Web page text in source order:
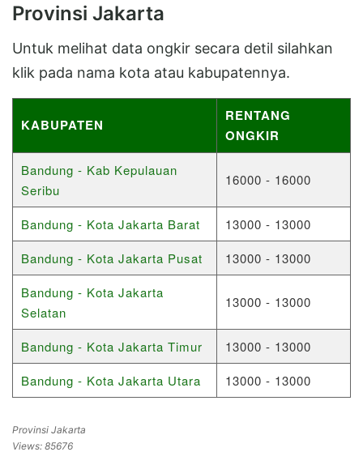
Provinsi Jakarta
Untuk melihat data ongkir secara detil silahkan
klik pada nama kota atau kabupatennya.
KABUPATEN
RENTANG
ONGKIR
Bandung - Kab Kepulauan
Seribu
16000 - 16000
Bandung - Kota Jakarta Barat
13000 - 13000
Bandung - Kota Jakarta Pusat
13000 - 13000
Bandung - Kota Jakarta
Selatan
13000 - 13000
Bandung - Kota Jakarta Timur
13000 - 13000
Bandung - Kota Jakarta Utara
13000 - 13000
Provinsi Jakarta
Views: 85676